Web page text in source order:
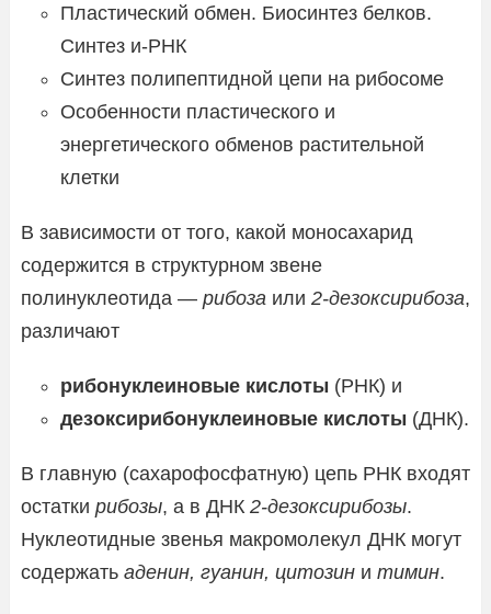
Пластический обмен. Биосинтез белков.
Синтез и-РНК
Синтез полипептидной цепи на рибосоме
Особенности пластического и
энергетического обменов растительной
клетки
В зависимости от того, какой моносахарид
содержится в структурном звене
полинуклеотида — рибоза или 2-дезоксирибоза,
различают
рибонуклеиновые кислоты (РНК) и
дезоксирибонуклеиновые кислоты (ДНК).
В главную (сахарофосфатную) цепь РНК входят
остатки рибозы, а в ДНК 2-дезоксирибозы.
Нуклеотидные звенья макромолекул ДНК могут
содержать аденин, гуанин, цитозин и тимин.